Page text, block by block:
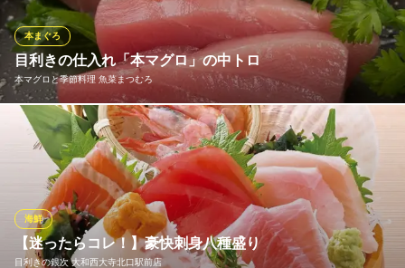
がですか？美味しく飲んで、思い出に残るような時間をお過ごし
ください◎
炉ばた 魚源
大和西大寺の海鮮居酒屋
近鉄奈良線大和西大寺駅 徒歩3分
奈良県奈良市西大寺本町2-24
目利きの仕入れ「本マグロ」の中トロ
本マグロと季節料理 魚菜まつむろ
本まぐろ
当店一番のおすすめメニューは、愛媛や和歌山から厳選して直送
する新鮮マグロ！「本マグロの中トロ」1,080円（税抜）を是非ご
賞味ください。新鮮な素材だからこそのくさみの無さと、極上の
まぐろの旨みに、トロっとした食感が楽しめます。奈良の純米吟
醸 無上盃や黒龍と一緒に味わっていただきたい逸品です。
本マグロと季節料理 魚菜まつむろ
【迷ったらコレ！】豪快刺身八種盛り
目利きの銀次 大和西大寺北口駅前店
海鮮